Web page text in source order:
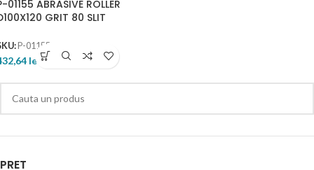
PRET
01155 ABRASIVE ROLLER
GRIT 80 SLIT
P-01155
lei